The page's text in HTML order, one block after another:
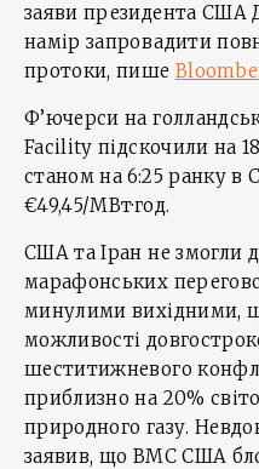
заяви президента США
намір запровадити
протоки, пише
Ф’ючерси на
Facility підскочили на
станом на 6:25 ранку в
€49,45/МВт·год.
США та Іран не змогли
марафонських
минулими вихідними,
можливості
шеститижневого
приблизно на 20%
природного газу.
заявив, що ВМС США